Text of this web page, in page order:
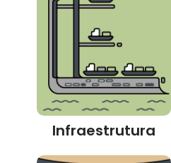
Infraestrutura